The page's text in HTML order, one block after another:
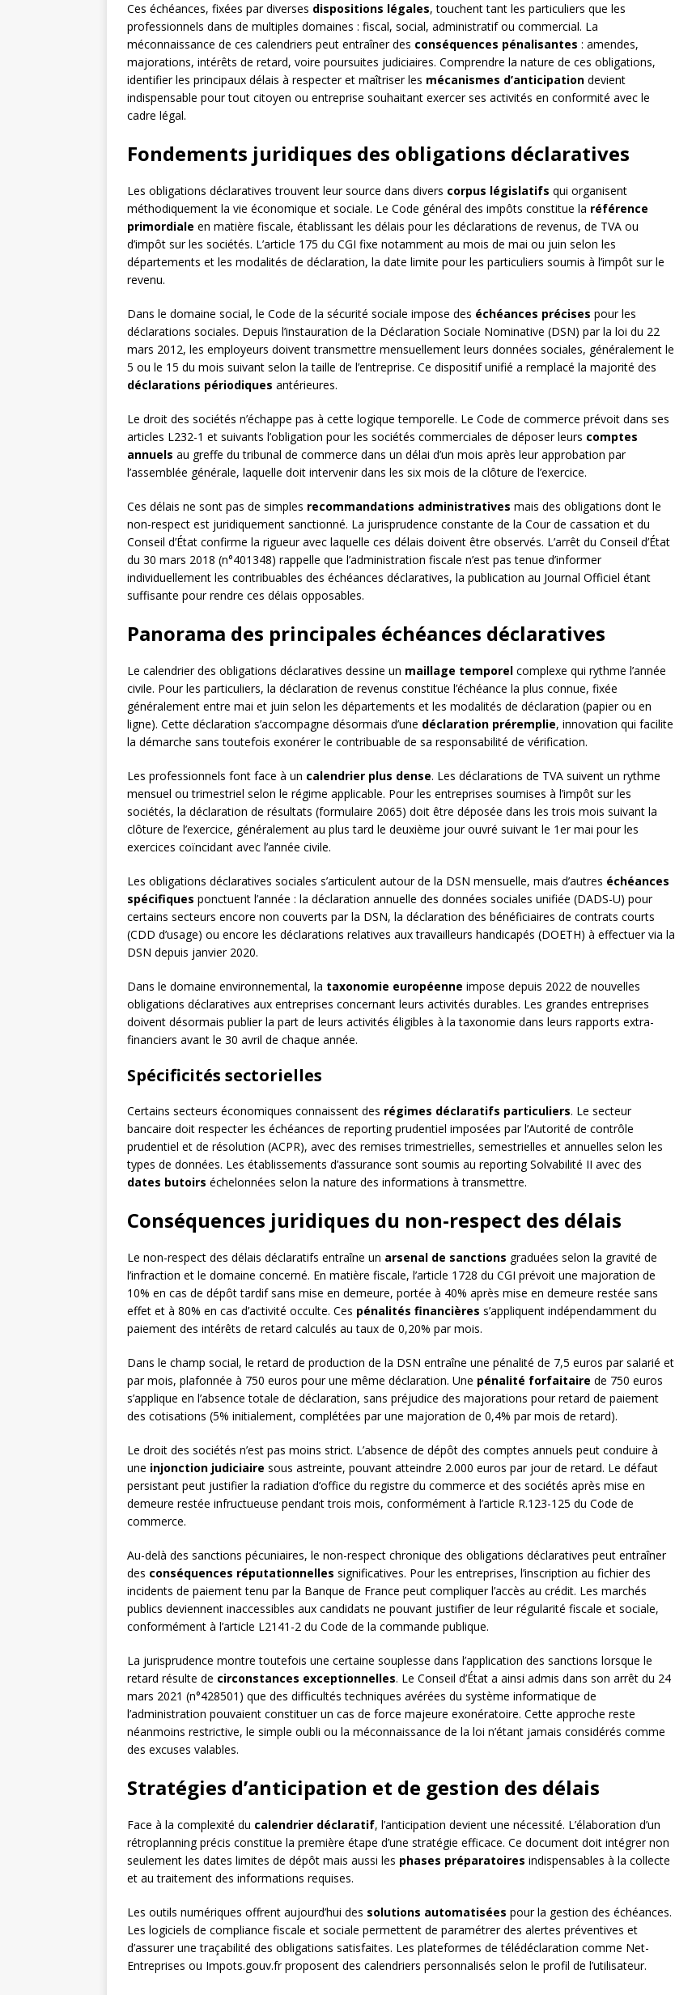
Ces échéances, fixées par diverses dispositions légales, touchent tant les particuliers que les
professionnels dans de multiples domaines : fiscal, social, administratif ou commercial. La
méconnaissance de ces calendriers peut entraîner des conséquences pénalisantes : amendes,
majorations, intérêts de retard, voire poursuites judiciaires. Comprendre la nature de ces obligations,
identifier les principaux délais à respecter et maîtriser les mécanismes d’anticipation devient
indispensable pour tout citoyen ou entreprise souhaitant exercer ses activités en conformité avec le
cadre légal.
Fondements juridiques des obligations déclaratives
Les obligations déclaratives trouvent leur source dans divers corpus législatifs qui organisent
méthodiquement la vie économique et sociale. Le Code général des impôts constitue la référence
primordiale en matière fiscale, établissant les délais pour les déclarations de revenus, de TVA ou
d’impôt sur les sociétés. L’article 175 du CGI fixe notamment au mois de mai ou juin selon les
départements et les modalités de déclaration, la date limite pour les particuliers soumis à l’impôt sur le
revenu.
Dans le domaine social, le Code de la sécurité sociale impose des échéances précises pour les
déclarations sociales. Depuis l’instauration de la Déclaration Sociale Nominative (DSN) par la loi du 22
mars 2012, les employeurs doivent transmettre mensuellement leurs données sociales, généralement le
5 ou le 15 du mois suivant selon la taille de l’entreprise. Ce dispositif unifié a remplacé la majorité des
déclarations périodiques antérieures.
Le droit des sociétés n’échappe pas à cette logique temporelle. Le Code de commerce prévoit dans ses
articles L232-1 et suivants l’obligation pour les sociétés commerciales de déposer leurs comptes
annuels au greffe du tribunal de commerce dans un délai d’un mois après leur approbation par
l’assemblée générale, laquelle doit intervenir dans les six mois de la clôture de l’exercice.
Ces délais ne sont pas de simples recommandations administratives mais des obligations dont le
non-respect est juridiquement sanctionné. La jurisprudence constante de la Cour de cassation et du
Conseil d’État confirme la rigueur avec laquelle ces délais doivent être observés. L’arrêt du Conseil d’État
du 30 mars 2018 (n°401348) rappelle que l’administration fiscale n’est pas tenue d’informer
individuellement les contribuables des échéances déclaratives, la publication au Journal Officiel étant
suffisante pour rendre ces délais opposables.
Panorama des principales échéances déclaratives
Le calendrier des obligations déclaratives dessine un maillage temporel complexe qui rythme l’année
civile. Pour les particuliers, la déclaration de revenus constitue l’échéance la plus connue, fixée
généralement entre mai et juin selon les départements et les modalités de déclaration (papier ou en
ligne). Cette déclaration s’accompagne désormais d’une déclaration préremplie, innovation qui facilite
la démarche sans toutefois exonérer le contribuable de sa responsabilité de vérification.
Les professionnels font face à un calendrier plus dense. Les déclarations de TVA suivent un rythme
mensuel ou trimestriel selon le régime applicable. Pour les entreprises soumises à l’impôt sur les
sociétés, la déclaration de résultats (formulaire 2065) doit être déposée dans les trois mois suivant la
clôture de l’exercice, généralement au plus tard le deuxième jour ouvré suivant le 1er mai pour les
exercices coïncidant avec l’année civile.
Les obligations déclaratives sociales s’articulent autour de la DSN mensuelle, mais d’autres échéances
spécifiques ponctuent l’année : la déclaration annuelle des données sociales unifiée (DADS-U) pour
certains secteurs encore non couverts par la DSN, la déclaration des bénéficiaires de contrats courts
(CDD d’usage) ou encore les déclarations relatives aux travailleurs handicapés (DOETH) à effectuer via la
DSN depuis janvier 2020.
Dans le domaine environnemental, la taxonomie européenne impose depuis 2022 de nouvelles
obligations déclaratives aux entreprises concernant leurs activités durables. Les grandes entreprises
doivent désormais publier la part de leurs activités éligibles à la taxonomie dans leurs rapports extra-
financiers avant le 30 avril de chaque année.
Spécificités sectorielles
Certains secteurs économiques connaissent des régimes déclaratifs particuliers. Le secteur
bancaire doit respecter les échéances de reporting prudentiel imposées par l’Autorité de contrôle
prudentiel et de résolution (ACPR), avec des remises trimestrielles, semestrielles et annuelles selon les
types de données. Les établissements d’assurance sont soumis au reporting Solvabilité II avec des
dates butoirs échelonnées selon la nature des informations à transmettre.
Conséquences juridiques du non-respect des délais
Le non-respect des délais déclaratifs entraîne un arsenal de sanctions graduées selon la gravité de
l’infraction et le domaine concerné. En matière fiscale, l’article 1728 du CGI prévoit une majoration de
10% en cas de dépôt tardif sans mise en demeure, portée à 40% après mise en demeure restée sans
effet et à 80% en cas d’activité occulte. Ces pénalités financières s’appliquent indépendamment du
paiement des intérêts de retard calculés au taux de 0,20% par mois.
Dans le champ social, le retard de production de la DSN entraîne une pénalité de 7,5 euros par salarié et
par mois, plafonnée à 750 euros pour une même déclaration. Une pénalité forfaitaire de 750 euros
s’applique en l’absence totale de déclaration, sans préjudice des majorations pour retard de paiement
des cotisations (5% initialement, complétées par une majoration de 0,4% par mois de retard).
Le droit des sociétés n’est pas moins strict. L’absence de dépôt des comptes annuels peut conduire à
une injonction judiciaire sous astreinte, pouvant atteindre 2.000 euros par jour de retard. Le défaut
persistant peut justifier la radiation d’office du registre du commerce et des sociétés après mise en
demeure restée infructueuse pendant trois mois, conformément à l’article R.123-125 du Code de
commerce.
Au-delà des sanctions pécuniaires, le non-respect chronique des obligations déclaratives peut entraîner
des conséquences réputationnelles significatives. Pour les entreprises, l’inscription au fichier des
incidents de paiement tenu par la Banque de France peut compliquer l’accès au crédit. Les marchés
publics deviennent inaccessibles aux candidats ne pouvant justifier de leur régularité fiscale et sociale,
conformément à l’article L2141-2 du Code de la commande publique.
La jurisprudence montre toutefois une certaine souplesse dans l’application des sanctions lorsque le
retard résulte de circonstances exceptionnelles. Le Conseil d’État a ainsi admis dans son arrêt du 24
mars 2021 (n°428501) que des difficultés techniques avérées du système informatique de
l’administration pouvaient constituer un cas de force majeure exonératoire. Cette approche reste
néanmoins restrictive, le simple oubli ou la méconnaissance de la loi n’étant jamais considérés comme
des excuses valables.
Stratégies d’anticipation et de gestion des délais
Face à la complexité du calendrier déclaratif, l’anticipation devient une nécessité. L’élaboration d’un
rétroplanning précis constitue la première étape d’une stratégie efficace. Ce document doit intégrer non
seulement les dates limites de dépôt mais aussi les phases préparatoires indispensables à la collecte
et au traitement des informations requises.
Les outils numériques offrent aujourd’hui des solutions automatisées pour la gestion des échéances.
Les logiciels de compliance fiscale et sociale permettent de paramétrer des alertes préventives et
d’assurer une traçabilité des obligations satisfaites. Les plateformes de télédéclaration comme Net-
Entreprises ou Impots.gouv.fr proposent des calendriers personnalisés selon le profil de l’utilisateur.